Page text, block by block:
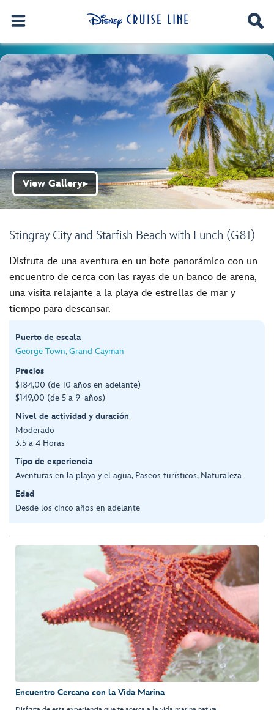
Stingray City and Starfish Beach with Lunch (G81)
View Gallery▶
Disfruta de una aventura en un bote panorámico con un
encuentro de cerca con las rayas de un banco de arena,
una visita relajante a la playa de estrellas de mar y
tiempo para descansar.
Puerto de escala
George Town, Grand Cayman
Precios
$184,00 (de 10 años en adelante)
$149,00 (de 5 a 9 años)
Nivel de actividad y duración
Moderado
3.5 a 4 Horas
Tipo de experiencia
Aventuras en la playa y el agua, Paseos turísticos, Naturaleza
Edad
Desde los cinco años en adelante
Encuentro Cercano con la Vida Marina